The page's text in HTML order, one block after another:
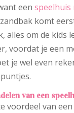
een speelhuis
komt
alles om de kids
voordat je een
je wel even
van een
voordeel van